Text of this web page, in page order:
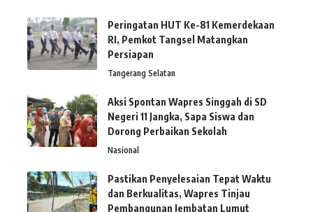
Peringatan HUT Ke-81 Kemerdekaan
RI, Pemkot Tangsel Matangkan
Persiapan
Tangerang Selatan
Aksi Spontan Wapres Singgah di SD
Negeri 11 Jangka, Sapa Siswa dan
Dorong Perbaikan Sekolah
Nasional
Pastikan Penyelesaian Tepat Waktu
dan Berkualitas, Wapres Tinjau
Pembangunan Jembatan Lumut